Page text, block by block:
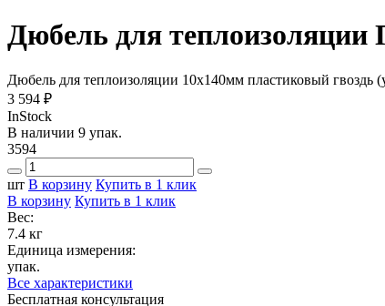
Дюбель для
Дюбель для теплоизоляции 10х140мм пластиковый гвоздь
3 594 ₽
InStock
В наличии 9 упак.
3594
шт В корзину Купить в 1 клик
В корзину Купить в 1 клик
Вес:
7.4 кг
Единица измерения:
упак.
Все характеристики
Бесплатная консультация